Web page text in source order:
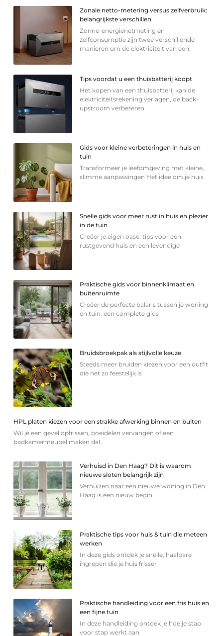
Zonale netto-metering versus zelfverbruik:
belangrijkste verschillen
Zonne-energienetmeting en
zelfconsumptie zijn twee verschillende
manieren om de elektriciteit van een
Tips voordat u een thuisbatterij koopt
Het kopen van een thuisbatterij kan de
elektriciteitsrekening verlagen, de back-
upstroom verbeteren
Gids voor kleine verbeteringen in huis en
tuin
Transformeer je leefomgeving met kleine,
slimme aanpassingen Het idee om je huis
Snelle gids voor meer rust in huis en plezier
in de tuin
Creëer je eigen oase: tips voor een
rustgevend huis en een levendige
Praktische gids voor binnenklimaat en
buitenruimte
Creëer de perfecte balans tussen je woning
en tuin: een complete gids
Bruidsbroekpak als stijlvolle keuze
Steeds meer bruiden kiezen voor een outfit
die net zo feestelijk is
HPL platen kiezen voor een strakke afwerking binnen en buiten
Wil je een gevel opfrissen, boeidelen vervangen of een
badkamermeubel maken dat
Verhuisd in Den Haag? Dit is waarom
nieuwe sloten belangrijk zijn
Verhuizen naar een nieuwe woning in Den
Haag is een nieuw begin,
Praktische tips voor huis & tuin die meteen
werken
In deze gids ontdek je snelle, haalbare
ingrepen die je huis frisser
Praktische handleiding voor een fris huis en
een fijne tuin
In deze handleiding ontdek je hoe je stap
voor stap werkt aan